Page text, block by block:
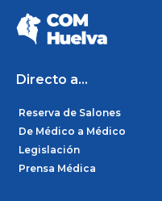
e
b
o
o
a
g
r i
Directo a...
Reserva de Salones
De Médico a Médico
Legislación
Prensa Médica